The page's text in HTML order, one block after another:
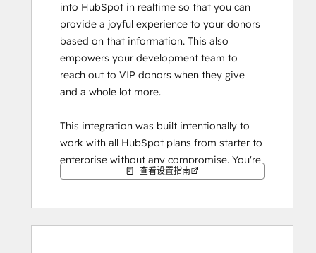
into HubSpot in realtime so that you can
provide a joyful experience to your donors
based on that information. This also
empowers your development team to
reach out to VIP donors when they give
and a whole lot more.
This integration was built intentionally to
work with all HubSpot plans from starter to
enterprise without any compromise. You're
able to track and report on both one-time
With the power of HubSpot, there are
查看设置指南